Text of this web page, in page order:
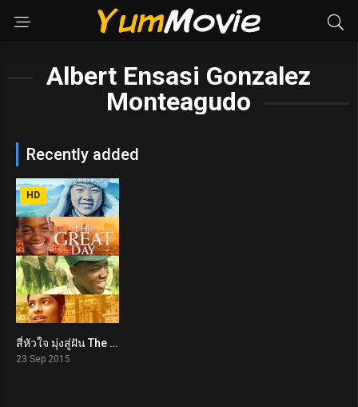
Albert Ensasi Gonzalez
Monteagudo
Recently added
5.9
HD
สี่หัวใจ มุ่งสู่ฝัน The Great Day (2015)
23 Sep 2015